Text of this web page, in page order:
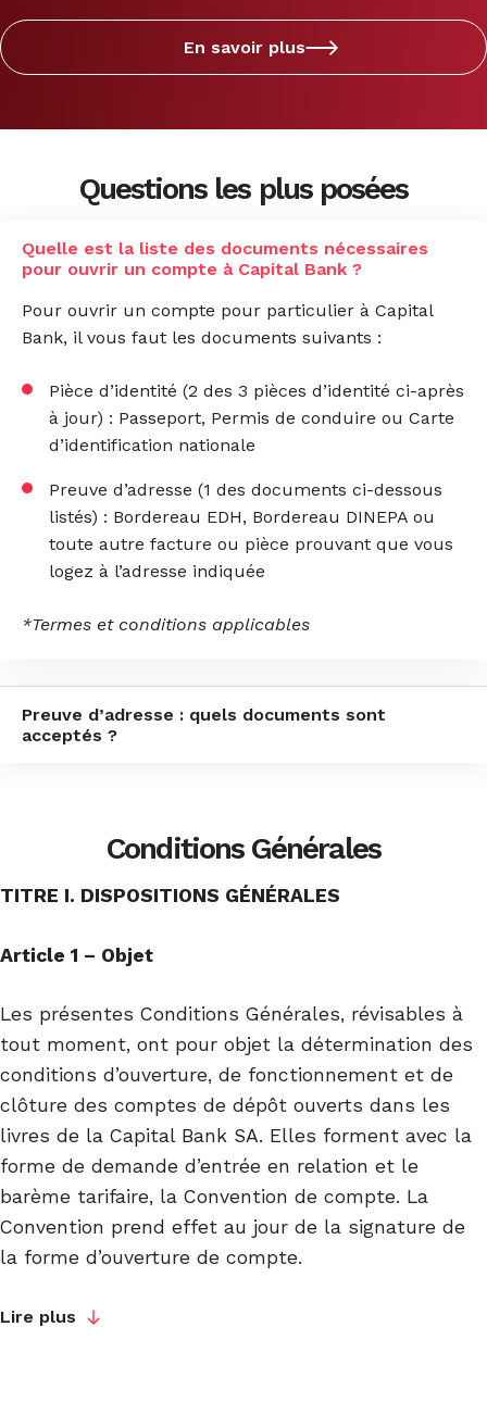
En savoir plus
Questions les plus posées
Quelle est la liste des documents nécessaires
pour ouvrir un compte à Capital Bank ?
Pour ouvrir un compte pour particulier à Capital
Bank, il vous faut les documents suivants :
Pièce d’identité (2 des 3 pièces d’identité ci-après
à jour) : Passeport, Permis de conduire ou Carte
d’identification nationale
Preuve d’adresse (1 des documents ci-dessous
listés) : Bordereau EDH, Bordereau DINEPA ou
toute autre facture ou pièce prouvant que vous
logez à l’adresse indiquée
*Termes et conditions applicables
Preuve d’adresse : quels documents sont
acceptés ?
Conditions Générales
TITRE I. DISPOSITIONS GÉNÉRALES
Article 1 – Objet
Les présentes Conditions Générales, révisables à
tout moment, ont pour objet la détermination des
conditions d’ouverture, de fonctionnement et de
clôture des comptes de dépôt ouverts dans les
livres de la Capital Bank SA. Elles forment avec la
forme de demande d’entrée en relation et le
barème tarifaire, la Convention de compte. La
Convention prend effet au jour de la signature de
la forme d’ouverture de compte.
Lire plus